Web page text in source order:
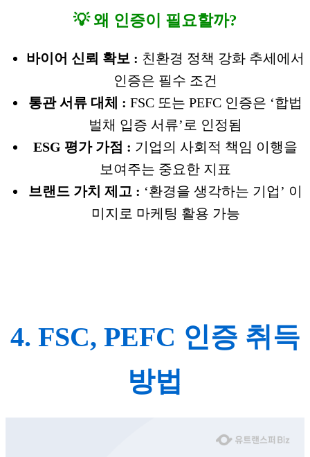
💡 왜 인증이 필요할까?
바이어 신뢰 확보 : 친환경 정책 강화 추세에서
인증은 필수 조건
통관 서류 대체 : FSC 또는 PEFC 인증은 ‘합법
벌채 입증 서류’로 인정됨
ESG 평가 가점 : 기업의 사회적 책임 이행을
보여주는 중요한 지표
브랜드 가치 제고 : ‘환경을 생각하는 기업’ 이
미지로 마케팅 활용 가능
4. FSC, PEFC 인증 취득
방법